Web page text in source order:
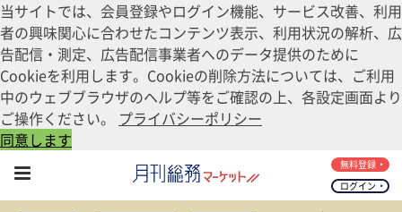
当サイトでは、会員登録やログイン機能、サービス改善、利用
者の興味関心に合わせたコンテンツ表示、利用状況の解析、広
告配信・測定、広告配信事業者へのデータ提供のために
Cookieを利用します。Cookieの削除方法については、ご利用
中のウェブブラウザのヘルプ等をご確認の上、各設定画面より
ご操作ください。 プライバシーポリシー
同意します
ログイン
無料登録